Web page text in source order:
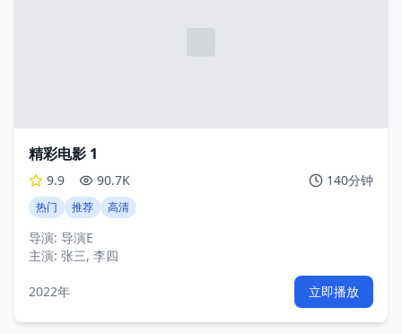
精彩电影 1
9.9 90.7K 140分钟
热门 推荐 高清
导演: 导演E
主演: 张三, 李四
2022年 立即播放